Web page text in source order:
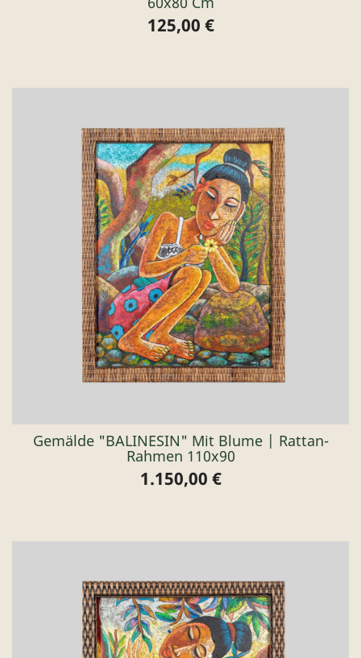
Preis
125,00 €
Gemälde "BALINESIN" Mit Blume | Rattan-
Rahmen 110x90
Preis
1.150,00 €